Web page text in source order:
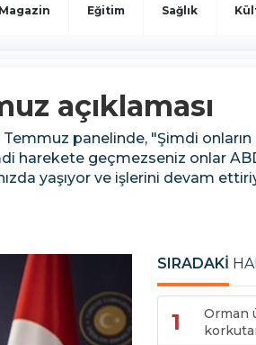
Magazin Eğitim Sağlık
açıklaması
panelinde, "Şimdi
harekete geçmezseniz onlar
yaşıyor ve işlerini devam
SIRADAKİ
1
Orman